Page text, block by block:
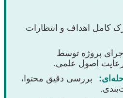
کامل اهداف و انتظارات
پروژه توسط
اصول علمی.
بررسی دقیق محتوا،